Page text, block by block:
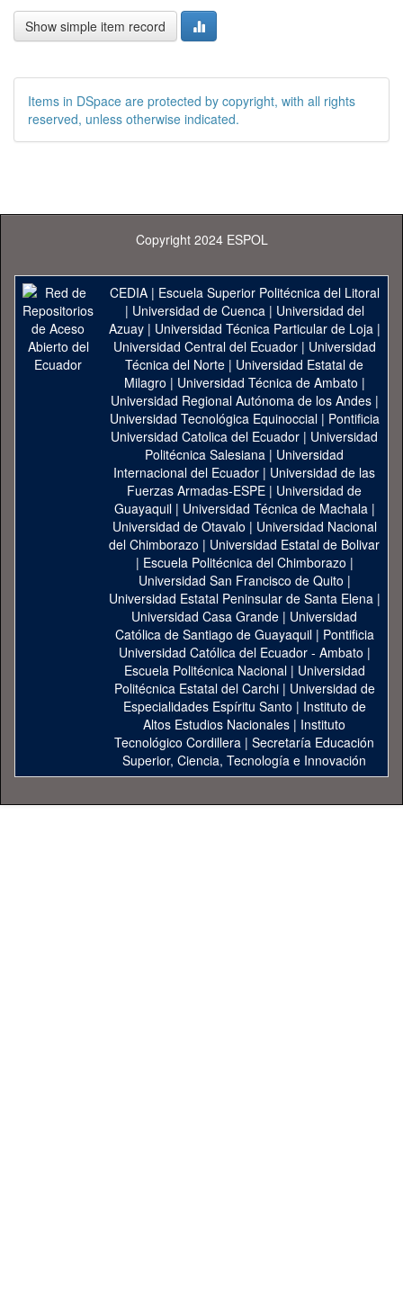
Show simple item record
Items in DSpace are protected by copyright, with all rights
reserved, unless otherwise indicated.
Copyright 2024 ESPOL
CEDIA| Escuela Superior Politécnica del Litoral
| Universidad de Cuenca| Universidad del
Azuay| Universidad Técnica Particular de Loja|
Universidad Central del Ecuador| Universidad
Técnica del Norte | Universidad Estatal de
Milagro | Universidad Técnica de Ambato |
Universidad Regional Autónoma de los Andes|
Universidad Tecnológica Equinoccial| Pontificia
Universidad Catolica del Ecuador | Universidad
Politécnica Salesiana | Universidad
Internacional del Ecuador | Universidad de las
Fuerzas Armadas-ESPE | Universidad de
Guayaquil| Universidad Técnica de Machala|
Universidad de Otavalo | Universidad Nacional
del Chimborazo | Universidad Estatal de Bolivar
| Escuela Politécnica del Chimborazo |
Universidad San Francisco de Quito |
Universidad Estatal Peninsular de Santa Elena|
Universidad Casa Grande | Universidad
Católica de Santiago de Guayaquil| Pontificia
Universidad Católica del Ecuador - Ambato |
Escuela Politécnica Nacional| Universidad
Politécnica Estatal del Carchi| Universidad de
Especialidades Espíritu Santo | Instituto de
Altos Estudios Nacionales | Instituto
Tecnológico Cordillera | Secretaría Educación
Superior, Ciencia, Tecnología e Innovación